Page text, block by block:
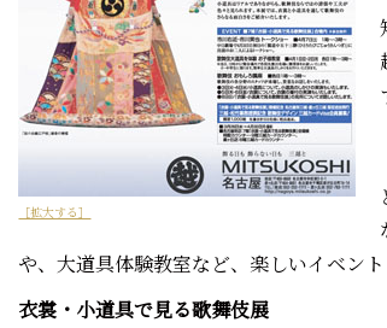
［拡大する］
や、大道具体験教室など、楽しいイベント
衣裳・小道具で見る歌舞伎展